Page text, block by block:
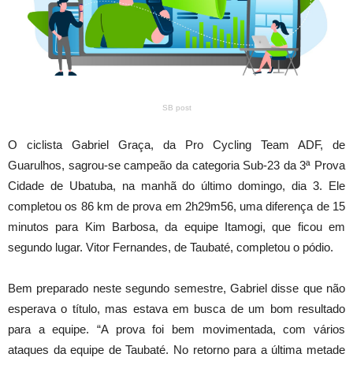
SB post
O ciclista Gabriel Graça, da Pro Cycling Team ADF, de
Guarulhos, sagrou-se campeão da categoria Sub-23 da 3ª Prova
Cidade de Ubatuba, na manhã do último domingo, dia 3. Ele
completou os 86 km de prova em 2h29m56, uma diferença de 15
minutos para Kim Barbosa, da equipe Itamogi, que ficou em
segundo lugar. Vitor Fernandes, de Taubaté, completou o pódio.
Bem preparado neste segundo semestre, Gabriel disse que não
esperava o título, mas estava em busca de um bom resultado
para a equipe. “A prova foi bem movimentada, com vários
ataques da equipe de Taubaté. No retorno para a última metade